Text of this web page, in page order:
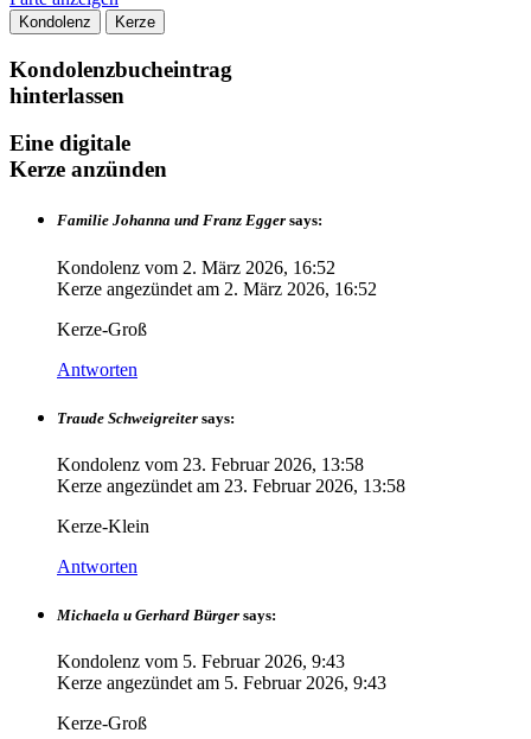
Kondolenz Kerze
Kondolenzbucheintrag
hinterlassen
Eine digitale
Kerze anzünden
Familie Johanna und Franz Egger says:
Kondolenz vom 2. März 2026, 16:52
Kerze angezündet am 2. März 2026, 16:52
Kerze-Groß
Antworten
Traude Schweigreiter says:
Kondolenz vom 23. Februar 2026, 13:58
Kerze angezündet am 23. Februar 2026, 13:58
Kerze-Klein
Antworten
Michaela u Gerhard Bürger says:
Kondolenz vom 5. Februar 2026, 9:43
Kerze angezündet am 5. Februar 2026, 9:43
Kerze-Groß